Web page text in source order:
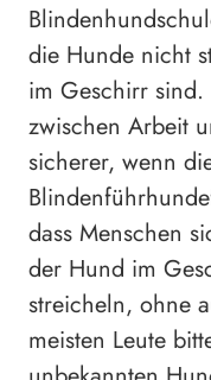
die Hunde nicht
im Geschirr sind.
zwischen Arbeit
sicherer, wenn
dass Menschen
der Hund im
streicheln, ohne
meisten Leute